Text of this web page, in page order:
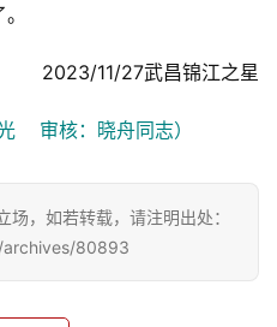
2023/11/27武昌锦江之星
审核：晓舟同志）
，如若转载，请注明出处：
80893